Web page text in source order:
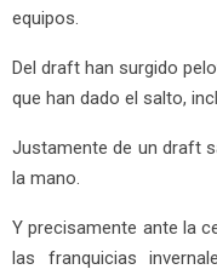
equipos.
Del draft han surgido
que han dado el salto,
Justamente de un draft
la mano.
Y precisamente ante la
las franquicias